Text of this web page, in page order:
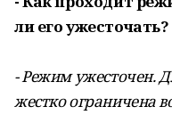
ли его ужесточать?
- Режим ужесточен.
жестко ограничена